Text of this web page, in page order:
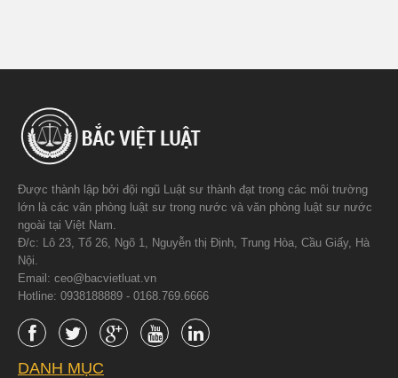
Được thành lập bởi đội ngũ Luật sư thành đạt trong các môi trường
lớn là các văn phòng luật sư trong nước và văn phòng luật sư nước
ngoài tại Việt Nam.
Đ/c: Lô 23, Tổ 26, Ngõ 1, Nguyễn thị Định, Trung Hòa, Cầu Giấy, Hà
Nội.
Email: ceo@bacvietluat.vn
Hotline: 0938188889 - 0168.769.6666
DANH MỤC